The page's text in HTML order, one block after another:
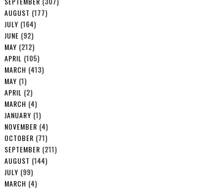
AUGUST (177)
JULY (164)
JUNE (92)
MAY (212)
APRIL (105)
MARCH (413)
MAY (1)
APRIL (2)
MARCH (4)
JANUARY (1)
NOVEMBER (4)
OCTOBER (71)
SEPTEMBER (211)
AUGUST (144)
JULY (99)
MARCH (4)